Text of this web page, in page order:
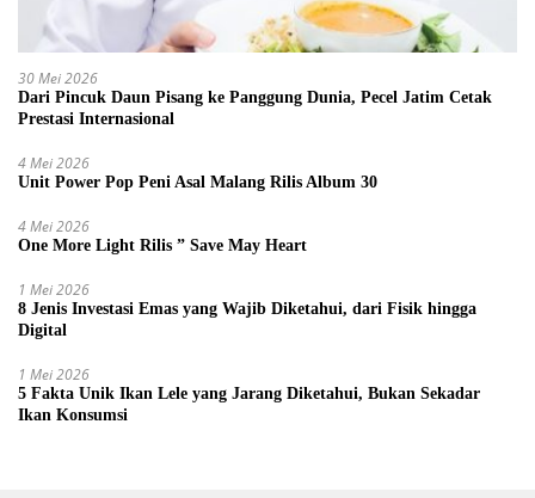
30 Mei 2026
Dari Pincuk Daun Pisang ke Panggung Dunia, Pecel Jatim Cetak
Prestasi Internasional
4 Mei 2026
Unit Power Pop Peni Asal Malang Rilis Album 30
4 Mei 2026
One More Light Rilis ” Save May Heart
1 Mei 2026
8 Jenis Investasi Emas yang Wajib Diketahui, dari Fisik hingga
Digital
1 Mei 2026
5 Fakta Unik Ikan Lele yang Jarang Diketahui, Bukan Sekadar
Ikan Konsumsi